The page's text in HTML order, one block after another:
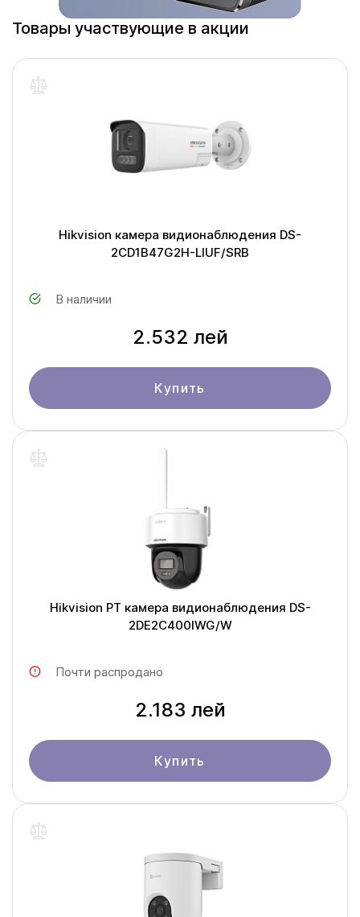
Товары участвующие в акции
Hikvision камера видионаблюдения DS-
2CD1B47G2H-LIUF/SRB
В наличии
2.532 лей
Купить
Hikvision PT камера видионаблюдения DS-
2DE2C400IWG/W
Почти распродано
2.183 лей
Купить